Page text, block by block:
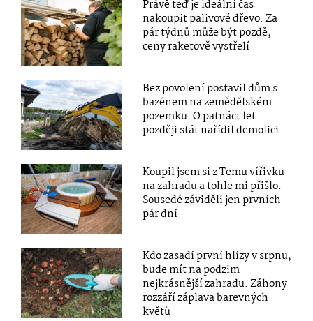
Právě teď je ideální čas
nakoupit palivové dřevo. Za
pár týdnů může být pozdě,
ceny raketově vystřelí
Bez povolení postavil dům s
bazénem na zemědělském
pozemku. O patnáct let
později stát nařídil demolici
Koupil jsem si z Temu vířivku
na zahradu a tohle mi přišlo.
Sousedé záviděli jen prvních
pár dní
Kdo zasadí první hlízy v srpnu,
bude mít na podzim
nejkrásnější zahradu. Záhony
rozzáří záplava barevných
květů